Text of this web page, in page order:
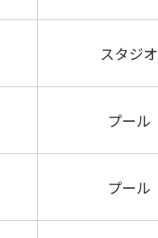
スタジオ
プール
プール